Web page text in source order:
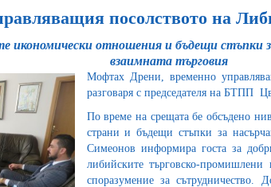
посолството на
икономически отношения и бъдещи стъпки
взаимната търговия
Мофтах Дрени, временно
разговаря с председателя на БТПП
По време на срещата бе обсъдено
страни и бъдещи стъпки за
Симеонов информира госта за
либийските търговско-
споразумение за